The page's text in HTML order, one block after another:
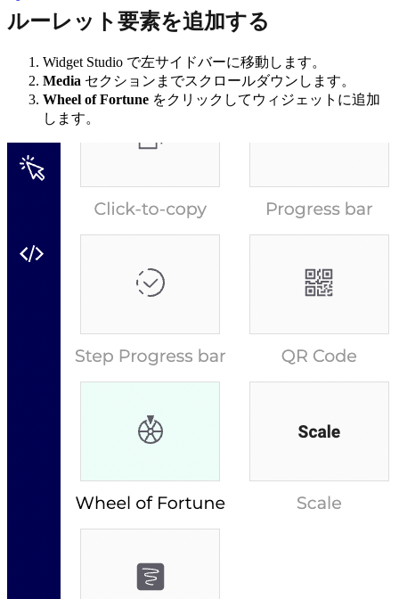
ルーレット要素を追加する
Widget Studio で左サイドバーに移動します。
Media セクションまでスクロールダウンします。
Wheel of Fortune をクリックしてウィジェットに追加
します。